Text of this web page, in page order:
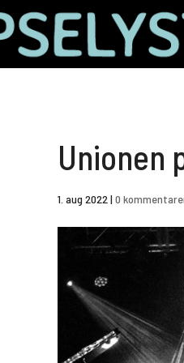
Unionen
1. aug 2022 | 0